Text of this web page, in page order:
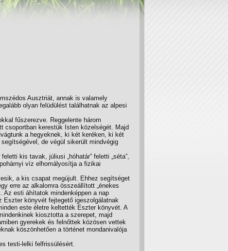
Ausztriát, annak is valamely
olyan felüdülést találhatnak az alpesi
fűszerezve. Reggelente három
csoportban kerestük Isten közelségét. Majd
a hegyeknek, ki két keréken, ki két
de végül sikerült mindvégig
kis tavak, júliusi „hóhatár” feletti „séta”,
víz elhomályosítja a fizikai
a kis csapat megújult. Ehhez segítséget
erre az alkalomra összeállított „énekes
Az esti áhítatok mindenképpen a nap
könyvét fejtegető igeszolgálatnak
este életre keltették Eszter könyvét. A
kiosztotta a szerepet, majd
gyerekek és felnőttek közösen vettek
köszönhetően a történet mondanivalója
testi-lelki felfrissülésért.